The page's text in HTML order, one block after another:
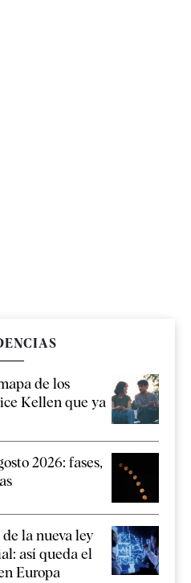
de los
Kellen que ya
2026: fases,
la nueva ley
así queda el
Europa